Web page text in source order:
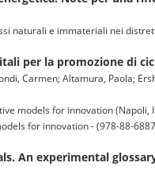
naturali e immateriali nei
per la promozione di
Carmen; Altamura, Paola;
models for innovation (Napoli,
for innovation - (978-88-
An experimental